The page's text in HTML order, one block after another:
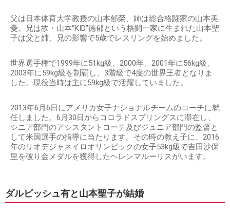
父は日本体育大学教授の山本郁榮、姉は総合格闘家の山本美
憂、兄は故・山本“KID”徳郁という格闘一家に生まれた山本聖
子は父と姉、兄の影響で5歳でレスリングを始めました。
世界選手権で1999年に51kg級、2000年、2001年に56kg級、
2003年に59kg級を制覇し、3階級で4度の世界王者となりま
した。現役当時は主に59kg級で活躍していました。
2013年6月6日にアメリカ女子ナショナルチームのコーチに就
任しました。6月30日からコロラドスプリングスに滞在し、
シニア部門のアシスタントコーチ及びジュニア部門の監督と
して米国選手の指導に当たります。その時の教え子に、2016
年のリオデジャネイロオリンピックの女子53kg級で吉田沙保
里を破り金メダルを獲得したヘレンマルーリスがいます。
ダルビッシュ有と山本聖子が結婚